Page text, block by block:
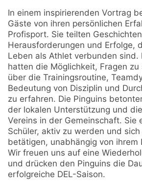
In einem inspirierenden Vortrag
Gäste von ihren persönlichen
Profisport. Sie teilten
Herausforderungen und Erfolge,
Leben als Athlet verbunden sind.
hatten die Möglichkeit, Fragen
über die Trainingsroutine,
Bedeutung von Disziplin und
zu erfahren. Die Pinguins
der lokalen Unterstützung und
Vereins in der Gemeinschaft. Sie
Schüler, aktiv zu werden und
betätigen, unabhängig von ihrem
Wir freuen uns auf eine
und drücken den Pinguins die
erfolgreiche DEL-Saison.